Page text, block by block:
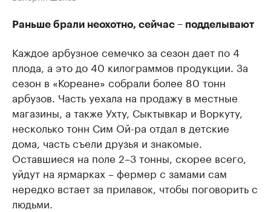
Раньше брали неохотно, сейчас – подделывают
Каждое арбузное семечко за сезон дает по 4
плода, а это до 40 килограммов продукции. За
сезон в «Кореане» собрали более 80 тонн
арбузов. Часть уехала на продажу в местные
магазины, а также Ухту, Сыктывкар и Воркуту,
несколько тонн Сим Ой-ра отдал в детские
дома, часть съели друзья и знакомые.
Оставшиеся на поле 2–3 тонны, скорее всего,
уйдут на ярмарках – фермер с замами сам
нередко встает за прилавок, чтобы поговорить с
людьми.